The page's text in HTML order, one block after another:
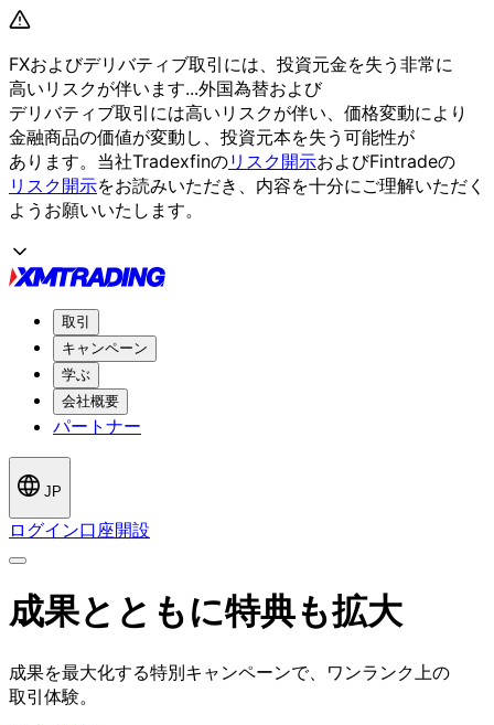
FXおよびデリバティブ取引には、 投資元金を失う 非常に
高いリスクが伴います...外国為替および
デリバティブ取引には高いリスクが伴い、 価格変動により
金融商品の価値が変動し、 投資元本を失う 可能性が
あります。 当社Tradexfinのリスク開示およびFintradeの
リスク開示をお読みいただき、 内容を十分にご理解いただく
よう お願いいたします。
取引
キャンペーン
学ぶ
会社概要
パートナー
JP
ログイン口座開設
成果とともに特典も拡大
成果を最大化する特別キャンペーンで、 ワンランク上の
取引体験。